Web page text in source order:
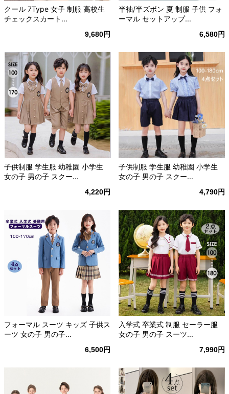
クール 7Type 女子 制服 高校生
チェックスカート...
9,680円
半袖/半ズボン 夏 制服 子供 フォ
ーマル セットアップ...
6,580円
子供制服 学生服 幼稚園 小学生
女の子 男の子 スクー...
4,220円
子供制服 学生服 幼稚園 小学生
女の子 男の子 スクー...
4,790円
フォーマル スーツ キッズ 子供ス
ーツ 女の子 男の子...
6,500円
入学式 卒業式 制服 セーラー服
女の子 男の子 スーツ...
7,990円